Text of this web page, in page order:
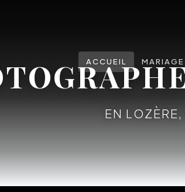
ACCUEIL MARIAGE
EN